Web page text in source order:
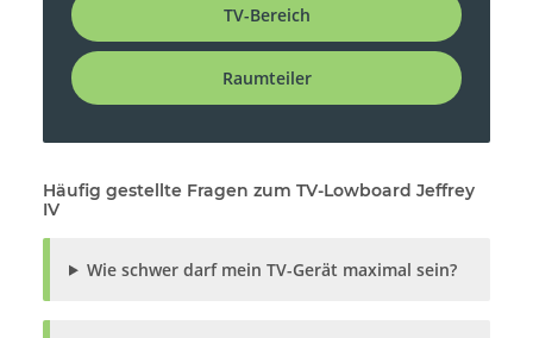
TV-Bereich
Raumteiler
Häufig gestellte Fragen zum TV-Lowboard Jeffrey
IV
Wie schwer darf mein TV-Gerät maximal sein?